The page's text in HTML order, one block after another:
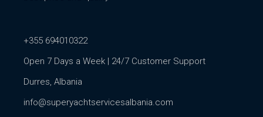
+355 694010322
Open 7 Days a Week | 24/7 Customer Support
Durres, Albania
info@superyachtservicesalbania.com